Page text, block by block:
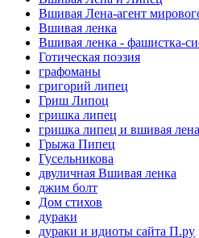
Вшивая Лена-агент
Вшивая ленка
Вшивая ленка - фашистка-
Готическая поэзия
графоманы
григорий липец
Гриш Липоц
гришка липец
гришка липец и вшивая лена
Грыжа Пипец
Гусельникова
двуличная Вшивая ленка
джим болт
Дом стихов
дураки
дураки и идиоты сайта П.ру